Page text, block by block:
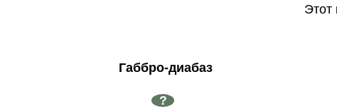
Этот
Габбро-диабаз
?